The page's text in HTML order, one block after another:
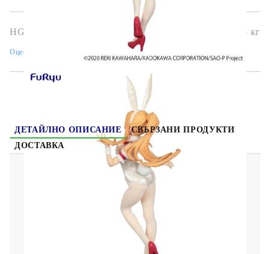
HGA7620 0.544 кг
Оцени продукта
ДЕТАЙЛНО ОПИСАНИЕ
СВЪРЗАНИ ПРОДУКТИ
ДОСТАВКА
Sword Art Online BiCute Bunnies
Колекционерска Фигурка - Asuna White Pearl